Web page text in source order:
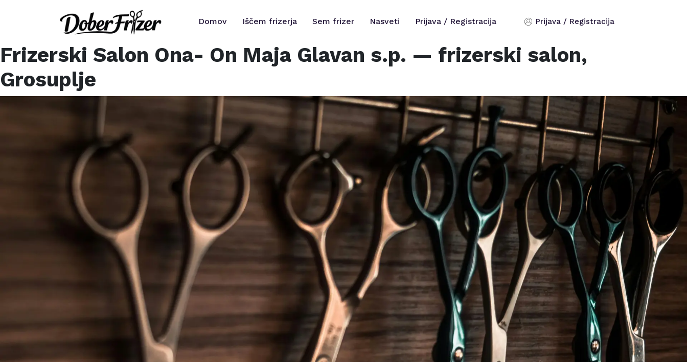
Domov Iščem frizerja Sem frizer Nasveti Prijava / Registracija Prijava / Registracija
Frizerski Salon Ona- On Maja Glavan s.p. — frizerski salon,
Grosuplje